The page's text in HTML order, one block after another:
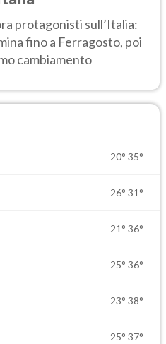
protagonisti sull’Italia:
fino a Ferragosto, poi
cambiamento
20° 35°
26° 31°
21° 36°
25° 36°
23° 38°
25° 37°